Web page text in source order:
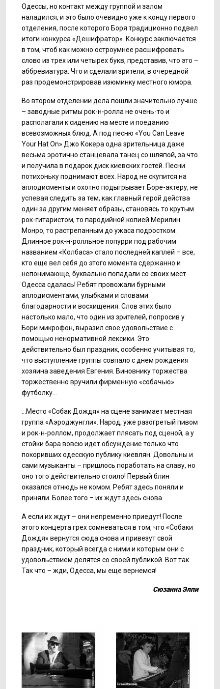
Одессы, но контакт между группой и залом
наладился, и это было очевидно уже к концу первого
отделения, после которого Боря традиционно подвел
итоги конкурса «Дешифратор». Конкурс заключается
в том, чтоб как можно остроумнее расшифровать
слово из трех или четырех букв, представив, что это –
аббревиатура. Что и сделали зрители, в очередной
раз продемонстрировав изюминку местного юмора.
Во втором отделении дела пошли значительно лучше
– заводные ритмы рок-н-ролла не очень-то и
располагали к сидению на месте и поеданию
всевозможных блюд. А под песню «You Can Leave
Your Hat On» Джо Кокера одна зрительница даже
весьма эротично станцевала танец со шляпой, за что
и получила в подарок диск киевских гостей. Песни
потихоньку поднимают всех. Народ не скупится на
аплодисменты и охотно подыгрывает Боре-актеру, не
успевая следить за тем, как главный герой действа
один за другим меняет образы, становясь то крутым
рок-гитаристом, то пародийной копией Мерилин
Монро, то растрепанным до ужаса подростком.
Длинное рок-н-ролльное попурри под рабочим
названием «Колбаса» стало последней каплей – все,
кто еще вел себя до этого момента сдержанно и
непонимающе, буквально попадали со своих мест.
Одесса сдалась! Ребят провожали бурными
аплодисментами, улыбками и словами
благодарности и восхищения. Слов этих было
настолько мало, что один из зрителей, попросив у
Бори микрофон, выразил свое удовольствие с
помощью ненормативной лексики. Это
действительно был праздник, особенно учитывая то,
что выступление группы совпало с днем рождения
хозяина заведения Евгения. Виновнику торжества
торжественно вручили фирменную «собачью»
футболку…
…Место «Собак Дождя» на сцене занимает местная
группа «Аэроджунгли». Народ, уже разогретый пивом
и рок-н-роллом, продолжает плясать под сценой, а у
стойки бара вовсю идет обсуждение только что
покоривших одесскую публику киевлян. Довольны и
сами музыканты – пришлось поработать на славу, но
оно того действительно стоило! Первый блин
оказался отнюдь не комом. Ребят здесь поняли и
приняли. Более того – их ждут здесь снова.
А если их ждут – они непременно приедут! После
этого концерта грех сомневаться в том, что «Собаки
Дождя» вернутся сюда снова и привезут свой
праздник, который всегда с ними и которым они с
удовольствием делятся со своей публикой. Вот так.
Так что – жди, Одесса, мы еще вернемся!
Сюзанна Элпи